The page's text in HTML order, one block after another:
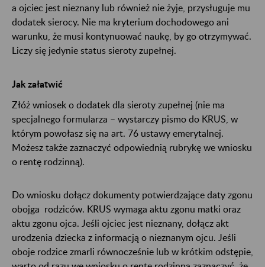
a ojciec jest nieznany lub również nie żyje, przysługuje mu
dodatek sierocy. Nie ma kryterium dochodowego ani
warunku, że musi kontynuować naukę, by go otrzymywać.
Liczy się jedynie status sieroty zupełnej.
Jak załatwić
Złóż wniosek o dodatek dla sieroty zupełnej (nie ma
specjalnego formularza – wystarczy pismo do KRUS, w
którym powołasz się na art. 76 ustawy emerytalnej.
Możesz także zaznaczyć odpowiednią rubrykę we wniosku
o rentę rodzinną).
Do wniosku dołącz dokumenty potwierdzające daty zgonu
obojga rodziców. KRUS wymaga aktu zgonu matki oraz
aktu zgonu ojca. Jeśli ojciec jest nieznany, dołącz akt
urodzenia dziecka z informacją o nieznanym ojcu. Jeśli
oboje rodzice zmarli równocześnie lub w krótkim odstępie,